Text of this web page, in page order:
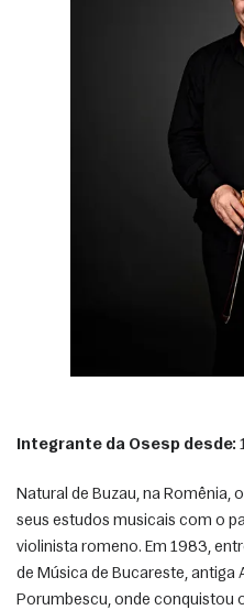
Integrante da Osesp desde:
Natural de Buzau, na Romênia,
seus estudos musicais com o
violinista romeno. Em 1983,
de Música de Bucareste, antiga
Porumbescu, onde conquistou